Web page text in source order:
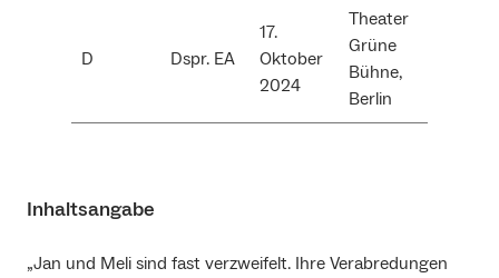
D Dspr. EA
17.
Oktober
2024
Theater
Grüne
Bühne,
Berlin
Inhaltsangabe
„Jan und Meli sind fast verzweifelt. Ihre Verabredungen